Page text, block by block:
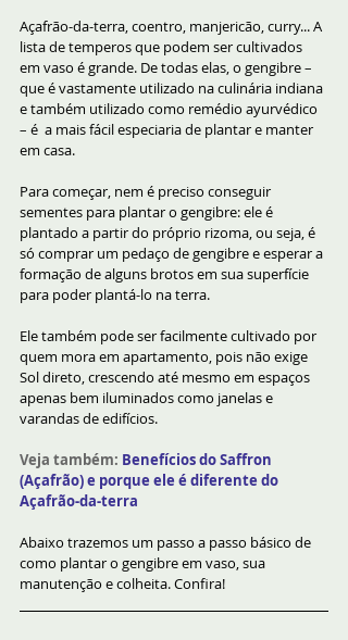
Açafrão-da-terra, coentro, manjericão, curry... A
lista de temperos que podem ser cultivados
em vaso é grande. De todas elas, o gengibre –
que é vastamente utilizado na culinária indiana
e também utilizado como remédio ayurvédico
– é  a mais fácil especiaria de plantar e manter
em casa.
Para começar, nem é preciso conseguir
sementes para plantar o gengibre: ele é
plantado a partir do próprio rizoma, ou seja, é
só comprar um pedaço de gengibre e esperar a
formação de alguns brotos em sua superfície
para poder plantá-lo na terra.
Ele também pode ser facilmente cultivado por
quem mora em apartamento, pois não exige
Sol direto, crescendo até mesmo em espaços
apenas bem iluminados como janelas e
varandas de edifícios.
Veja também: Benefícios do Saffron
(Açafrão) e porque ele é diferente do
Açafrão-da-terra
Abaixo trazemos um passo a passo básico de
como plantar o gengibre em vaso, sua
manutenção e colheita. Confira!